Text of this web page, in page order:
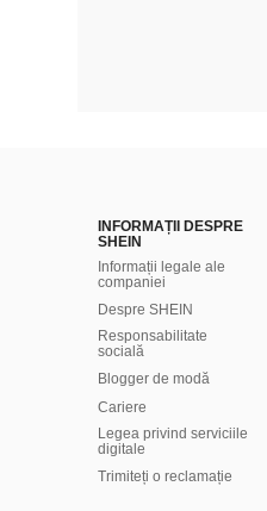
INFORMAȚII DESPRE
SHEIN
Informații legale ale
companiei
Despre SHEIN
Responsabilitate
socială
Blogger de modă
Cariere
Legea privind serviciile
digitale
Trimiteți o reclamație